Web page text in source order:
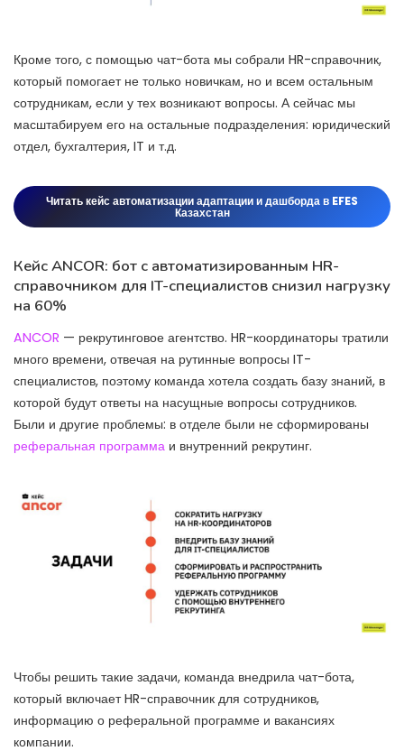
Кроме того, с помощью чат-бота мы собрали HR-справочник,
который помогает не только новичкам, но и всем остальным
сотрудникам, если у тех возникают вопросы. А сейчас мы
масштабируем его на остальные подразделения: юридический
отдел, бухгалтерия, IT и т.д.
Читать кейс автоматизации адаптации и дашборда в EFES
Казахстан
Кейс ANCOR: бот с автоматизированным HR-
справочником для IT-специалистов снизил нагрузку
на 60%
ANCOR — рекрутинговое агентство. HR-координаторы тратили
много времени, отвечая на рутинные вопросы IT-
специалистов, поэтому команда хотела создать базу знаний, в
которой будут ответы на насущные вопросы сотрудников.
Были и другие проблемы: в отделе были не сформированы
реферальная программа и внутренний рекрутинг.
Чтобы решить такие задачи, команда внедрила чат-бота,
который включает HR-справочник для сотрудников,
информацию о реферальной программе и вакансиях
компании.